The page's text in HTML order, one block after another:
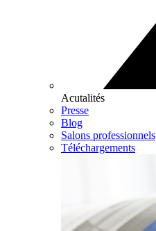
Acutalités
Presse
Blog
Salons professionnels
Téléchargements